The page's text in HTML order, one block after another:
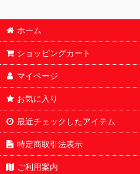
ホーム
ショッピングカート
マイページ
お気に入り
最近チェックしたアイテム
特定商取引法表示
ご利用案内